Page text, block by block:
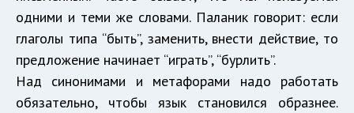
одними и теми же словами. Паланик говорит: если
глаголы типа “быть”, заменить, внести действие, то
предложение начинает “играть”, “бурлить”.
Над синонимами и метафорами надо работать
обязательно, чтобы язык становился образнее.